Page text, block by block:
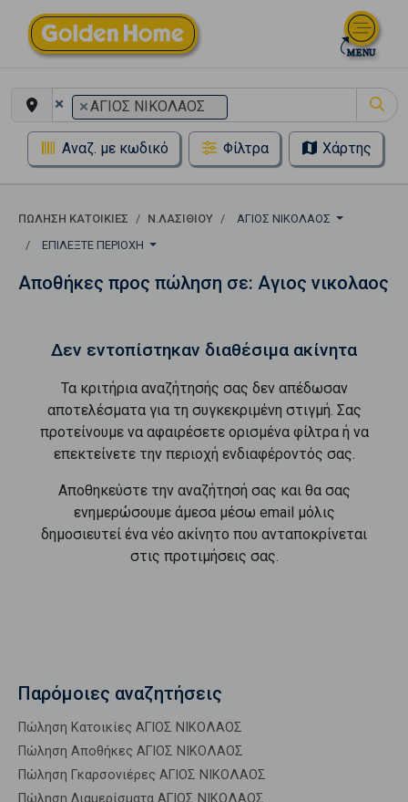
× ×ΑΓΙΟΣ ΝΙΚΟΛΑΟΣ
Αναζ. με κωδικό Φίλτρα Χάρτης
ΠΏΛΗΣΗ ΚΑΤΟΙΚΊΕΣ Ν.ΛΑΣΙΘΙΟΥ
ΑΓΙΟΣ ΝΙΚΟΛΑΟΣ
ΕΠΙΛΈΞΤΕ ΠΕΡΙΟΧΉ
Αποθήκες προς πώληση σε: Αγιος νικολαος
Δεν εντοπίστηκαν διαθέσιμα ακίνητα
Τα κριτήρια αναζήτησής σας δεν απέδωσαν
αποτελέσματα για τη συγκεκριμένη στιγμή. Σας
προτείνουμε να αφαιρέσετε ορισμένα φίλτρα ή να
επεκτείνετε την περιοχή ενδιαφέροντός σας.
Αποθηκεύστε την αναζήτησή σας και θα σας
ενημερώσουμε άμεσα μέσω email μόλις
δημοσιευτεί ένα νέο ακίνητο που ανταποκρίνεται
στις προτιμήσεις σας.
Παρόμοιες αναζητήσεις
Πώληση Κατοικίες ΑΓΙΟΣ ΝΙΚΟΛΑΟΣ
Πώληση Αποθήκες ΑΓΙΟΣ ΝΙΚΟΛΑΟΣ
Πώληση Γκαρσονιέρες ΑΓΙΟΣ ΝΙΚΟΛΑΟΣ
Πώληση Διαμερίσματα ΑΓΙΟΣ ΝΙΚΟΛΑΟΣ